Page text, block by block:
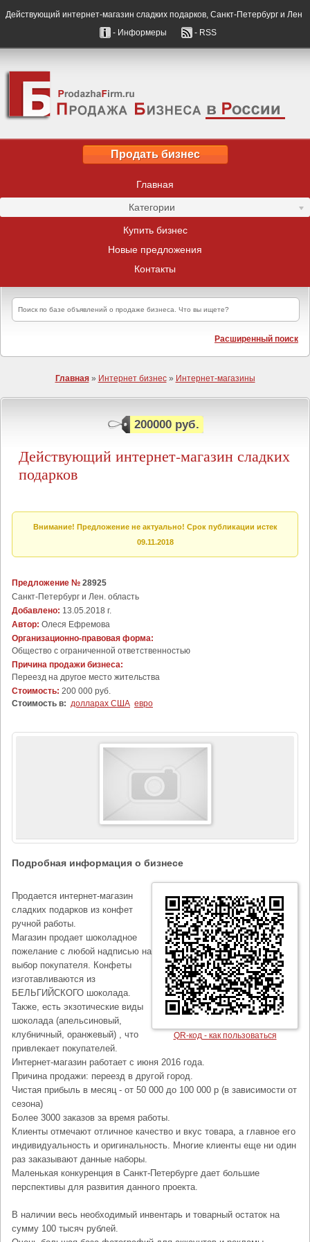
Действующий интернет-магазин сладких подарков, Санкт-Петербург и Лен
- Информеры
- RSS
Продать бизнес
Главная
Категории
Купить бизнес
Новые предложения
Контакты
Расширенный поиск
Главная» Интернет бизнес» Интернет-магазины
200000 руб.
Действующий интернет-магазин сладких
подарков
Внимание! Предложение не актуально! Срок публикации истек
09.11.2018
Предложение № 28925
Санкт-Петербург и Лен. область
Добавлено: 13.05.2018 г.
Автор: Олеся Ефремова
Организационно-правовая форма:
Общество с ограниченной ответственностью
Причина продажи бизнеса:
Переезд на другое место жительства
Стоимость: 200 000 руб.
Стоимость в: долларах США евро
Подробная информация о бизнесе
QR-код - как пользоваться
Продается интернет-магазин
сладких подарков из конфет
ручной работы.
Магазин продает шоколадное
пожелание с любой надписью на
выбор покупателя. Конфеты
изготавливаются из
БЕЛЬГИЙСКОГО шоколада.
Также, есть экзотические виды
шоколада (апельсиновый,
клубничный, оранжевый) , что
привлекает покупателей.
Интернет-магазин работает с июня 2016 года.
Причина продажи: переезд в другой город.
Чистая прибыль в месяц - от 50 000 до 100 000 р (в зависимости от
сезона)
Более 3000 заказов за время работы.
Клиенты отмечают отличное качество и вкус товара, а главное его
индивидуальность и оригинальность. Многие клиенты еще ни один
раз заказывают данные наборы.
Маленькая конкуренция в Санкт-Петербурге дает большие
перспективы для развития данного проекта.
В наличии весь необходимый инвентарь и товарный остаток на
сумму 100 тысяч рублей.